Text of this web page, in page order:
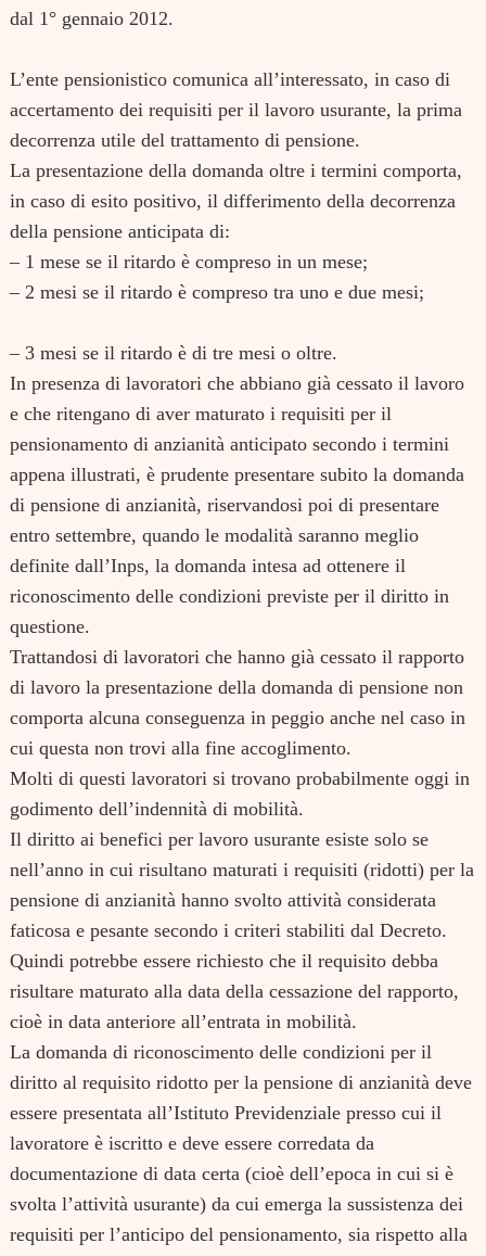
dal 1° gennaio 2012.
L’ente pensionistico comunica all’interessato, in caso di
accertamento dei requisiti per il lavoro usurante, la prima
decorrenza utile del trattamento di pensione.
La presentazione della domanda oltre i termini comporta,
in caso di esito positivo, il differimento della decorrenza
della pensione anticipata di:
– 1 mese se il ritardo è compreso in un mese;
– 2 mesi se il ritardo è compreso tra uno e due mesi;
– 3 mesi se il ritardo è di tre mesi o oltre.
In presenza di lavoratori che abbiano già cessato il lavoro
e che ritengano di aver maturato i requisiti per il
pensionamento di anzianità anticipato secondo i termini
appena illustrati, è prudente presentare subito la domanda
di pensione di anzianità, riservandosi poi di presentare
entro settembre, quando le modalità saranno meglio
definite dall’Inps, la domanda intesa ad ottenere il
riconoscimento delle condizioni previste per il diritto in
questione.
Trattandosi di lavoratori che hanno già cessato il rapporto
di lavoro la presentazione della domanda di pensione non
comporta alcuna conseguenza in peggio anche nel caso in
cui questa non trovi alla fine accoglimento.
Molti di questi lavoratori si trovano probabilmente oggi in
godimento dell’indennità di mobilità.
Il diritto ai benefici per lavoro usurante esiste solo se
nell’anno in cui risultano maturati i requisiti (ridotti) per la
pensione di anzianità hanno svolto attività considerata
faticosa e pesante secondo i criteri stabiliti dal Decreto.
Quindi potrebbe essere richiesto che il requisito debba
risultare maturato alla data della cessazione del rapporto,
cioè in data anteriore all’entrata in mobilità.
La domanda di riconoscimento delle condizioni per il
diritto al requisito ridotto per la pensione di anzianità deve
essere presentata all’Istituto Previdenziale presso cui il
lavoratore è iscritto e deve essere corredata da
documentazione di data certa (cioè dell’epoca in cui si è
svolta l’attività usurante) da cui emerga la sussistenza dei
requisiti per l’anticipo del pensionamento, sia rispetto alla